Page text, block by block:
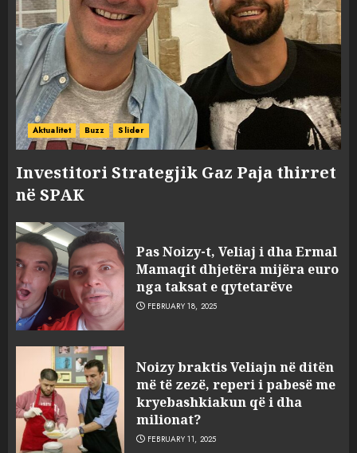
Aktualitet Buzz Slider
Investitori Strategjik Gaz Paja thirret
në SPAK
Pas Noizy-t, Veliaj i dha Ermal
Mamaqit dhjetëra mijëra euro
nga taksat e qytetarëve
FEBRUARY 18, 2025
Noizy braktis Veliajn në ditën
më të zezë, reperi i pabesë me
kryebashkiakun që i dha
milionat?
FEBRUARY 11, 2025
3
sulmuan “One Albania”,
ngjarja u fsheh. A u vodhën
serverat?
MARCH 25, 2025